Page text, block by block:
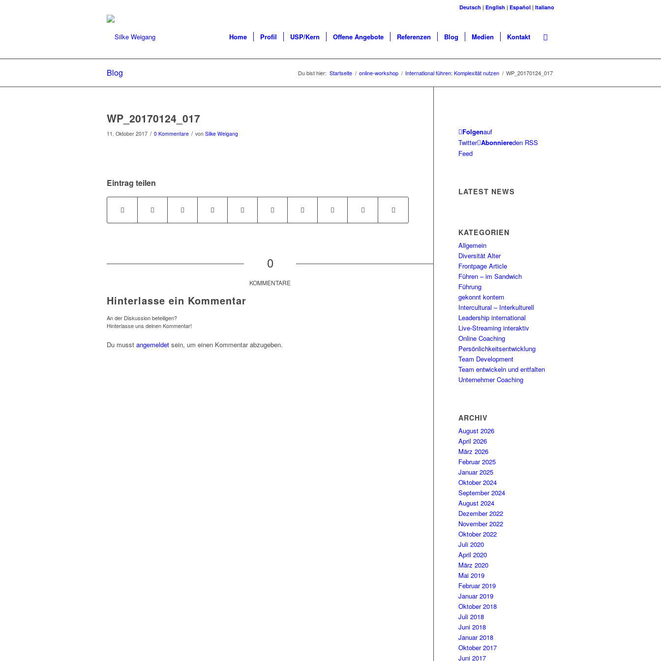
Deutsch | English | Español | Italiano
Home Profil USP/Kern Offene Angebote Referenzen Blog Medien Kontakt
Blog Du bist hier: Startseite / online-workshop / International führen: Komplexität nutzen / WP_20170124_017
WP_20170124_017
11. Oktober 2017 / 0 Kommentare / von Silke Weigang
Eintrag teilen
0
KOMMENTARE
Hinterlasse ein Kommentar
An der Diskussion beteiligen?
Hinterlasse uns deinen Kommentar!
Du musst angemeldet sein, um einen Kommentar abzugeben.
Folgenauf
Twitter Abonniereden RSS
Feed
LATEST NEWS
KATEGORIEN
Allgemein
Diversität Alter
Frontpage Article
Führen – im Sandwich
Führung
gekonnt kontern
Intercultural – Interkulturell
Leadership international
Live-Streaming interaktiv
Online Coaching
Persönlichkeitsentwicklung
Team Development
Team entwickeln und entfalten
Unternehmer Coaching
ARCHIV
August 2026
April 2026
März 2026
Februar 2025
Januar 2025
Oktober 2024
September 2024
August 2024
Dezember 2022
November 2022
Oktober 2022
Juli 2020
April 2020
März 2020
Mai 2019
Februar 2019
Januar 2019
Oktober 2018
Juli 2018
Juni 2018
Januar 2018
Oktober 2017
Juni 2017